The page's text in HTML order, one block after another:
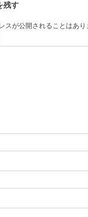
残す
スが公開されることはあ